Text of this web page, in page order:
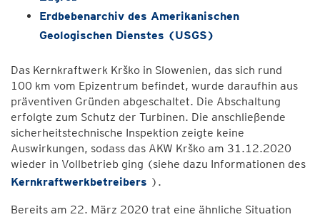
Erdbebenarchiv des Amerikanischen
Geologischen Dienstes (USGS)
Das Kernkraftwerk Krško in Slowenien, das sich rund
100 km vom Epizentrum befindet, wurde daraufhin aus
präventiven Gründen abgeschaltet. Die Abschaltung
erfolgte zum Schutz der Turbinen. Die anschließende
sicherheitstechnische Inspektion zeigte keine
Auswirkungen, sodass das AKW Krško am 31.12.2020
wieder in Vollbetrieb ging (siehe dazu Informationen des
Kernkraftwerkbetreibers ).
Bereits am 22. März 2020 trat eine ähnliche Situation